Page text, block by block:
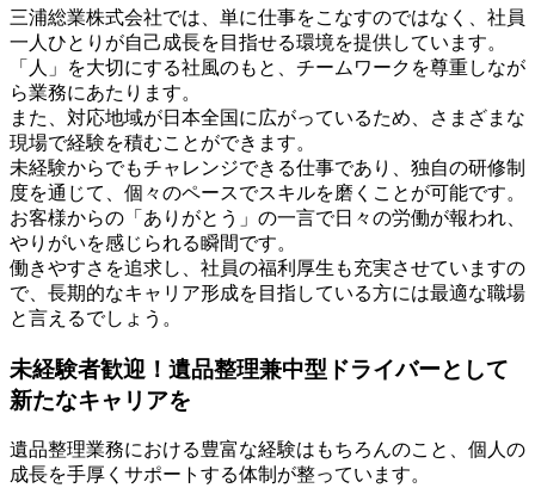
三浦総業株式会社では、単に仕事をこなすのではなく、社員
一人ひとりが自己成長を目指せる環境を提供しています。
「人」を大切にする社風のもと、チームワークを尊重しなが
ら業務にあたります。
また、対応地域が日本全国に広がっているため、さまざまな
現場で経験を積むことができます。
未経験からでもチャレンジできる仕事であり、独自の研修制
度を通じて、個々のペースでスキルを磨くことが可能です。
お客様からの「ありがとう」の一言で日々の労働が報われ、
やりがいを感じられる瞬間です。
働きやすさを追求し、社員の福利厚生も充実させていますの
で、長期的なキャリア形成を目指している方には最適な職場
と言えるでしょう。
未経験者歓迎！遺品整理兼中型ドライバーとして
新たなキャリアを
遺品整理業務における豊富な経験はもちろんのこと、個人の
成長を手厚くサポートする体制が整っています。